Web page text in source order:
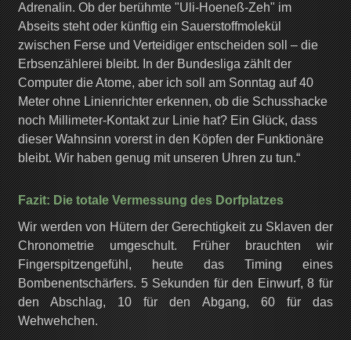
Adrenalin. Ob der berühmte "Uli-Hoeneß-Zeh" im
Abseits steht oder künftig ein Sauerstoffmolekül
zwischen Ferse und Verteidiger entscheiden soll – die
Erbsenzählerei bleibt. In der Bundesliga zählt der
Computer die Atome, aber ich soll am Sonntag auf 40
Meter ohne Linienrichter erkennen, ob die Schusshacke
noch Millimeter-Kontakt zur Linie hat? Ein Glück, dass
dieser Wahnsinn vorerst in den Köpfen der Funktionäre
bleibt. Wir haben genug mit unseren Uhren zu tun.“
Fazit: Die totale Vermessung des Dorfplatzes
Wir werden von Hütern der Gerechtigkeit zu Sklaven der
Chronometrie umgeschult. Früher brauchten wir
Fingerspitzengefühl, heute das Timing eines
Bombenentschärfers. 5 Sekunden für den Einwurf, 8 für
den Abschlag, 10 für den Abgang, 60 für das
Wehwehchen.